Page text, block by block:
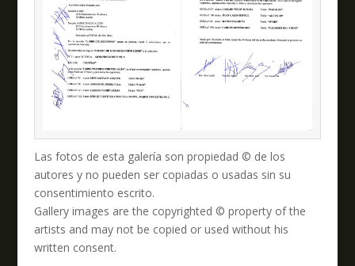
Las fotos de esta galería son propiedad © de los
autores y no pueden ser copiadas o usadas sin su
consentimiento escrito.
Gallery images are the copyrighted © property of the
artists and may not be copied or used without his
written consent.